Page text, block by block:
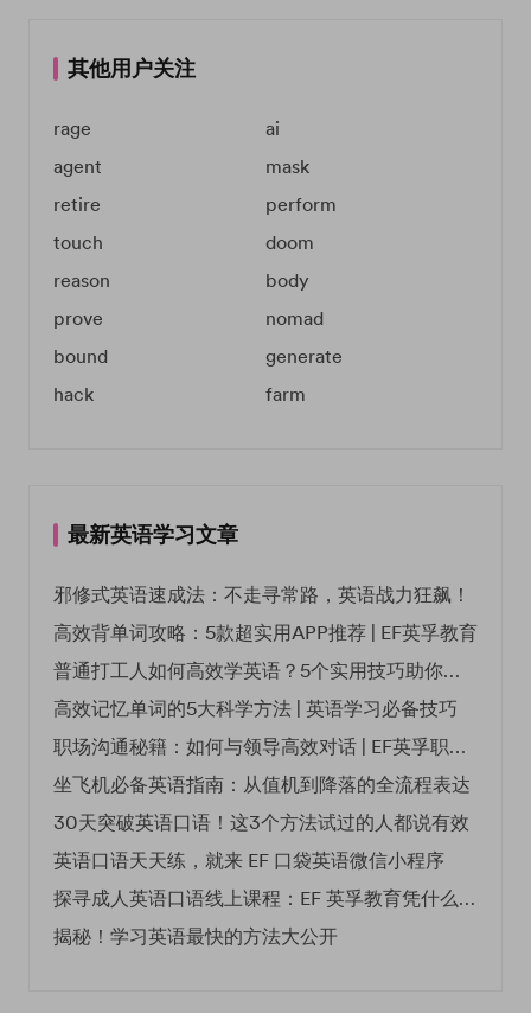
其他用户关注
rage
ai
agent
mask
retire
perform
touch
doom
reason
body
prove
nomad
bound
generate
hack
farm
最新英语学习文章
邪修式英语速成法：不走寻常路，英语战力狂飙！
高效背单词攻略：5款超实用APP推荐 | EF英孚教育
普通打工人如何高效学英语？5个实用技巧助你突破职场瓶颈
高效记忆单词的5大科学方法 | 英语学习必备技巧
职场沟通秘籍：如何与领导高效对话 | EF英孚职场指南
坐飞机必备英语指南：从值机到降落的全流程表达
30天突破英语口语！这3个方法试过的人都说有效
英语口语天天练，就来 EF 口袋英语微信小程序
探寻成人英语口语线上课程：EF 英孚教育凭什么领航
揭秘！学习英语最快的方法大公开